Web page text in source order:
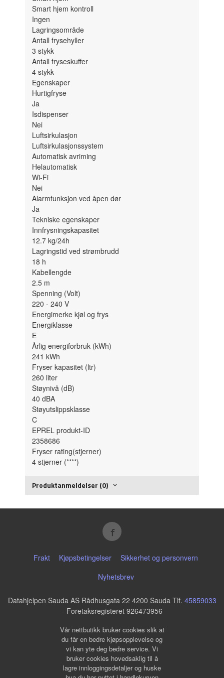
Smart hjem kontroll
Ingen
Lagringsområde
Antall frysehyller
3stykk
Antall fryseskuffer
4stykk
Egenskaper
Hurtigfryse
Ja
Isdispenser
Nei
Luftsirkulasjon
Luftsirkulasjonssystem
Automatisk avriming
Helautomatisk
Wi-Fi
Nei
Alarmfunksjon ved åpen dør
Ja
Tekniske egenskaper
Innfrysningskapasitet
12.7kg/24h
Lagringstid ved strømbrudd
18 h
Kabellengde
2.5 m
Spenning (Volt)
220 - 240 V
Energimerke kjøl og frys
Energiklasse
E
Årlig energiforbruk (kWh)
241kWh
Fryser kapasitet (ltr)
260 liter
Støynivå (dB)
40dBA
Støyutslippsklasse
C
EPREL produkt-ID
2358686
Fryser rating(stjerner)
4 stjerner (****)
Produktanmeldelser (0)
Frakt Kjøpsbetingelser
Sikkerhet og personvern
Nyhetsbrev
Datahjelpen Sauda AS Rådhusgata 22 4200 Sauda Tlf. 45859033
- Foretaksregisteret 926473956
Vår nettbutikk bruker cookies slik at
du får en bedre kjøpsopplevelse og
vi kan yte deg bedre service. Vi
bruker cookies hovedsaklig til å
lagre innloggingsdetaljer og huske